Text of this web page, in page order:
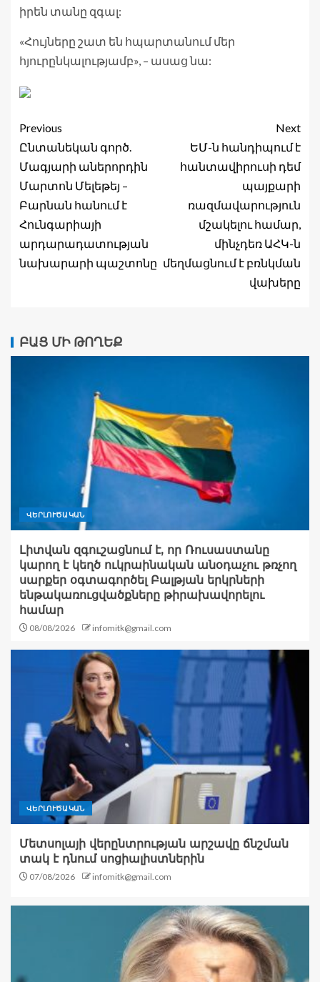
իրեն տանը զգալ:
«Հույները շատ են հպարտանում մեր
հյուրընկալությամբ», – ասաց նա:
Previous
Ընտանեկան գործ.
Մագյարի աներորդին
Մարտոն Մելեթեյ –
Բարնան հանում է
Հունգարիայի
արդարադատության
նախարարի պաշտոնը
Next
ԵՄ-ն հանդիպում է
հանտավիրուսի դեմ
պայքարի
ռազմավարություն
մշակելու համար,
մինչդեռ ԱՀԿ-ն
մեղմացնում է բռնկման
վախերը
ԲԱՑ ՄԻ ԹՈՂԵՔ
ՎԵՐԼՈՒԾԱԿԱՆ
Լիտվան զգուշացնում է, որ Ռուսաստանը
կարող է կեղծ ուկրաինական անօդաչու թռչող
սարքեր օգտագործել Բալթյան երկրների
ենթակառուցվածքները թիրախավորելու
համար
08/08/2026 infomitk@gmail.com
ՎԵՐԼՈՒԾԱԿԱՆ
Մետսոլայի վերընտրության արշավը ճնշման
տակ է դնում սոցիալիստներին
07/08/2026 infomitk@gmail.com